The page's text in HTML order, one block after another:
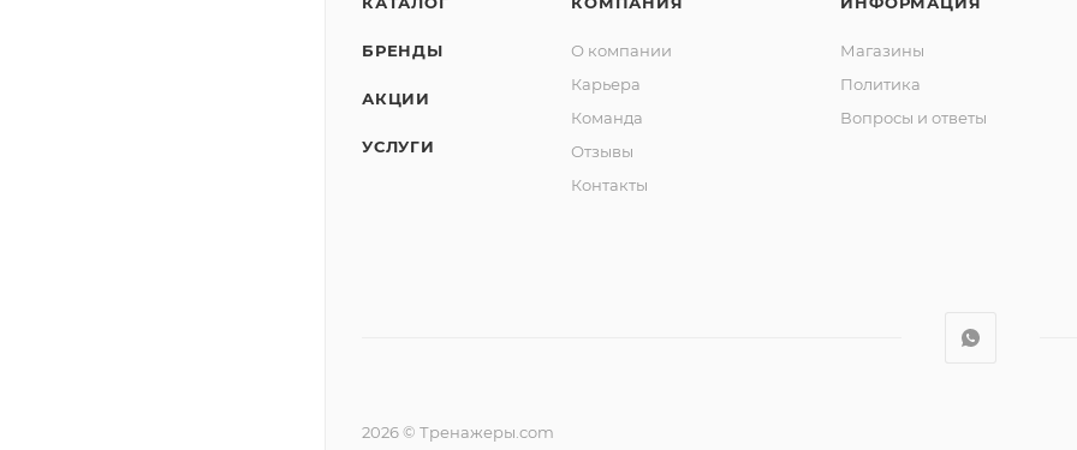
БРЕНДЫ
АКЦИИ
УСЛУГИ
О компании
Карьера
Команда
Отзывы
Контакты
Магазины
Политика
Вопросы и ответы
2026 © Тренажеры.com